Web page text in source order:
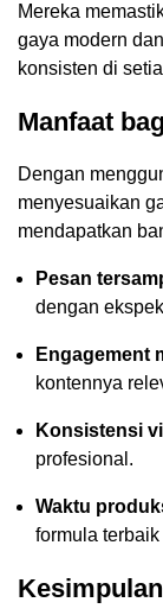
Mereka
gaya modern
konsisten di
Manfaat
Dengan
menyesuaikan
mendapatkan
Pesan
dengan
Engagement
kontennya
Konsistensi
profesional.
Waktu
formula
Kesimpulan